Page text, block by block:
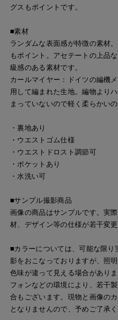
グスもポイントです。
■素材
ランダムな表面感が特徴の素材
もポイント。アセテートの上品
級感のある素材です。
カールマイヤー：ドイツの編機
用して編まれた生地。編物より
まっていないので軽く柔らかいの
・裏地あり
・ウエストゴム仕様
・ウエストドロスト調節可
・ポケットあり
・水洗い可
■サンプル撮影商品
画像の商品はサンプルです。実
材、デザイン等の仕様が若干変
■カラーについては、可能な限
影をおこなっておりますが、照
色味が違って見える場合があり
フォンなどの環境により、若干
合もございます。現物と画像の
となりませんので、予めご了承く